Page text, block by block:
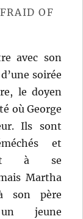
OF
avec son
soirée
le doyen
où George
Ils sont
et
à se
Martha
son père
jeune